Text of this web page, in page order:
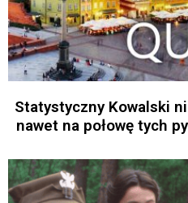
Statystyczny Kowalski
nawet na połowę tych